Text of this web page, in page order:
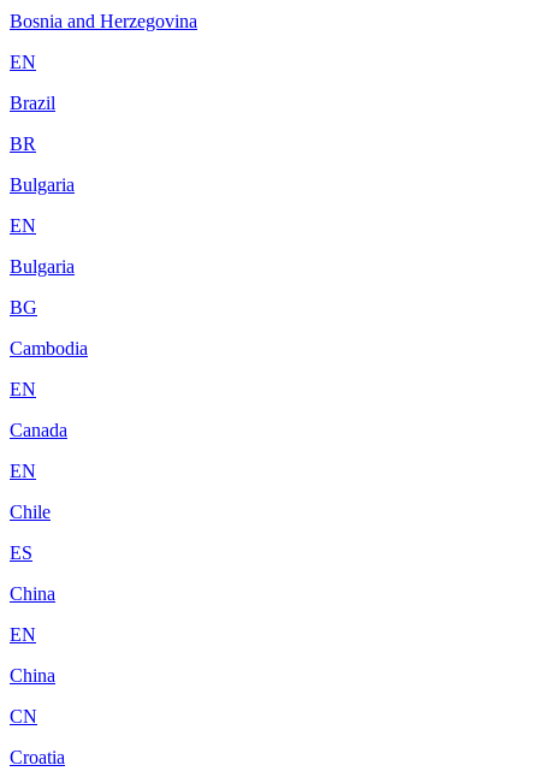
Bosnia and Herzegovina
EN
Brazil
BR
Bulgaria
EN
Bulgaria
BG
Cambodia
EN
Canada
EN
Chile
ES
China
EN
China
CN
Croatia